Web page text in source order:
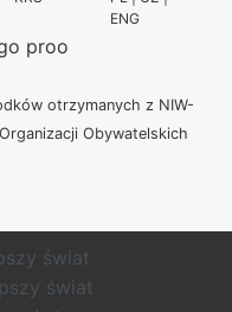
ENG
otrzymanych z NIW-
Obywatelskich